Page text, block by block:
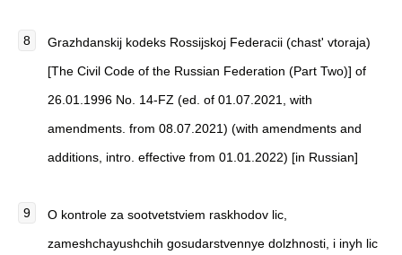
Grazhdanskij kodeks Rossijskoj Federacii (chast' vtoraja)
[The Civil Code of the Russian Federation (Part Two)] of
26.01.1996 No. 14-FZ (ed. of 01.07.2021, with
amendments. from 08.07.2021) (with amendments and
additions, intro. effective from 01.01.2022) [in Russian]
O kontrole za sootvetstviem raskhodov lic,
zameshchayushchih gosudarstvennye dolzhnosti, i inyh lic